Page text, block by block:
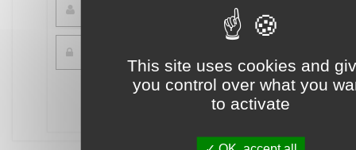
This site uses cookies and
you control over what you
to activate
Mot de passe oublié ?